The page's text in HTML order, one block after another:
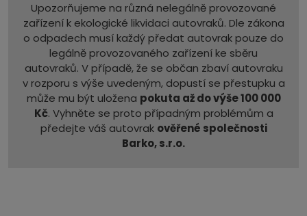
Upozorňujeme na různá nelegálně provozované
zařízení k ekologické likvidaci autovraků. Dle zákona
o odpadech musí každý předat autovrak pouze do
legálně provozovaného zařízení ke sběru
autovraků. V případě, že se občan zbaví autovraku
v rozporu s výše uvedeným, dopustí se přestupku a
může mu být uložena pokuta až do výše 100 000
Kč. Vyhněte se proto případným problémům a
předejte váš autovrak ověřené společnosti
Barko, s.r.o.